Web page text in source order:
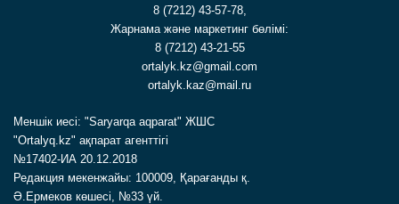
8 (7212) 43-57-78,
Жарнама және маркетинг бөлімі:
8 (7212) 43-21-55
ortalyk.kz@gmail.com
ortalyk.kaz@mail.ru
Меншік иесі: "Saryarqa aqparat" ЖШС
"Ortalyq.kz" ақпарат агенттігі
№17402-ИА 20.12.2018
Редакция мекенжайы: 100009, Қарағанды қ.
Ә.Ермеков көшесі, №33 үй.